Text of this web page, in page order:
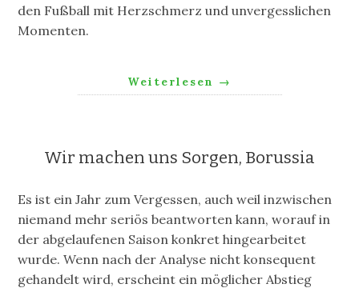
den Fußball mit Herzschmerz und unvergesslichen
Momenten.
Weiterlesen →
Wir machen uns Sorgen, Borussia
Es ist ein Jahr zum Vergessen, auch weil inzwischen
niemand mehr seriös beantworten kann,woraufin
der abgelaufenen Saisonkonkret hingearbeitet
wurde.Wenn nach der Analyse nicht konsequent
gehandelt wird, erscheint ein möglicher Abstieg